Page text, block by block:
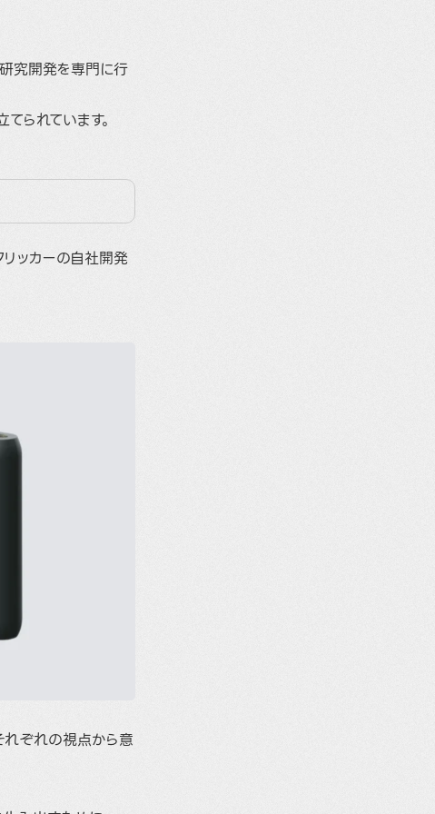
究開発を専門に行
られています。
リッカーの自社開発
れぞれの視点から意